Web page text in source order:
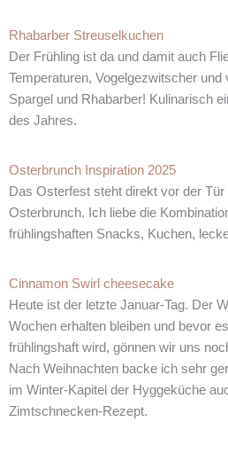
Rhabarber Streuselkuchen
Der Frühling ist da und damit auch
Temperaturen, Vogelgezwitscher und
Spargel und Rhabarber! Kulinarisch
des Jahres.
Osterbrunch Inspiration 2025
Das Osterfest steht direkt vor der
Osterbrunch. Ich liebe die
frühlingshaften Snacks, Kuchen,
Cinnamon Swirl cheesecake
Heute ist der letzte Januar-Tag. Der
Wochen erhalten bleiben und bevor
frühlingshaft wird, gönnen wir uns
Nach Weihnachten backe ich sehr
im Winter-Kapitel der Hyggeküche
Zimtschnecken-Rezept.